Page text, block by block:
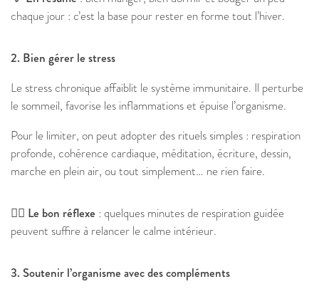
chaque jour : c’est la base pour rester en forme tout l’hiver.
2. Bien gérer le stress
Le stress chronique affaiblit le système immunitaire. Il perturbe
le sommeil, favorise les inflammations et épuise l’organisme.
Pour le limiter, on peut adopter des rituels simples : respiration
profonde, cohérence cardiaque, méditation, écriture, dessin,
marche en plein air, ou tout simplement… ne rien faire.
🧘‍♀️ Le bon réflexe : quelques minutes de respiration guidée
peuvent suffire à relancer le calme intérieur.
3. Soutenir l’organisme avec des compléments